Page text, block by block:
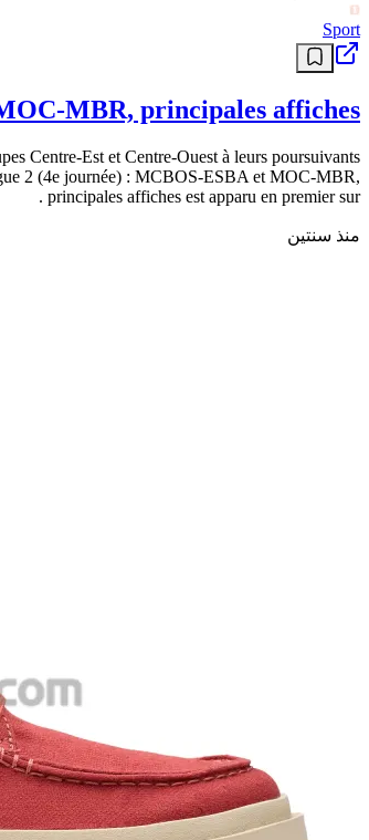
Sport
MBR, principales affiches
Centre-Est et Centre-Ouest à leurs poursuivants
2 (4e journée) : MCBOS-ESBA et MOC-MBR,
principales affiches est apparu en premier sur .
منذ سنتين